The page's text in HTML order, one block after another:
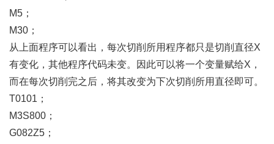
M5；
M30；
从上面程序可以看出，每次切削所用程序都只是切削直径X
有变化，其他程序代码未变。因此可以将一个变量赋给X，
而在每次切削完之后，将其改变为下次切削所用直径即可。
T0101；
M3S800；
G082Z5；